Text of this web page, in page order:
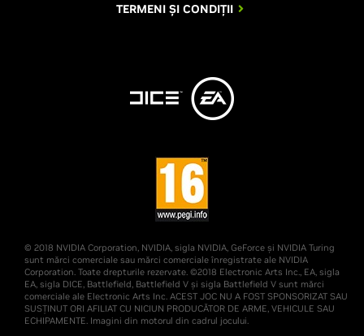
TERMENI ȘI CONDIȚII
© 2018 NVIDIA Corporation, NVIDIA, sigla NVIDIA, GeForce și NVIDIA Turing
sunt mărci comerciale sau mărci comerciale înregistrate ale NVIDIA
Corporation. Toate drepturile rezervate. ©2018 Electronic Arts Inc., EA, sigla
EA, sigla DICE, Battlefield, Battlefield V și sigla Battlefield V sunt mărci
comerciale ale Electronic Arts Inc. ACEST JOC NU A FOST SPONSORIZAT SAU
SUSȚINUT ORI AFILIAT CU NICIUN PRODUCĂTOR DE ARME, VEHICULE SAU
ECHIPAMENTE. Imagini din motorul din cadrul jocului.